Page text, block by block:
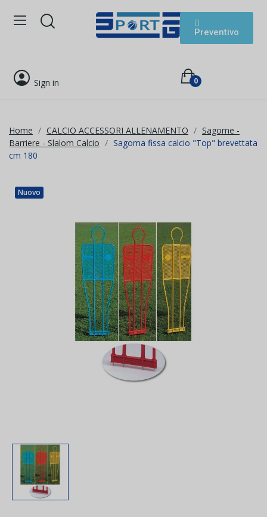
Preventivo
Sign in 0
Home CALCIO ACCESSORI ALLENAMENTO
Sagome -
Barriere - Slalom Calcio
Sagoma fissa calcio "Top" brevettata
cm 180
Nuovo